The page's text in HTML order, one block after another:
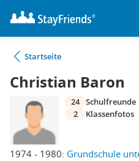
Startseite
Christian Baron
1974 - 1980: Grundschule
24 Schulfreunde
2
Klassenfotos